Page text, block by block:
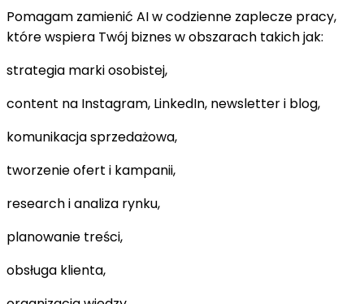
Pomagam zamienić AI w codzienne zaplecze pracy,
które wspiera Twój biznes w obszarach takich jak:
strategia marki osobistej,
content na Instagram, LinkedIn, newsletter i blog,
komunikacja sprzedażowa,
tworzenie ofert i kampanii,
research i analiza rynku,
planowanie treści,
obsługa klienta,